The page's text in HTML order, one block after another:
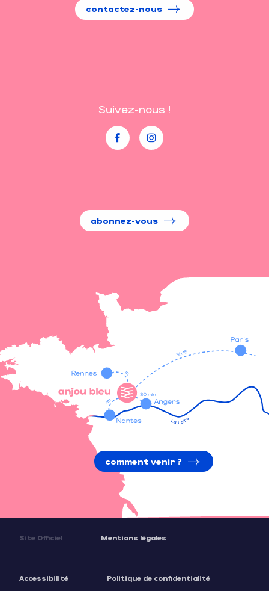
contactez-nous
Suivez-nous !
abonnez-vous
comment venir ?
Site Officiel Mentions légales
Accessibilité Politique de confidentialité